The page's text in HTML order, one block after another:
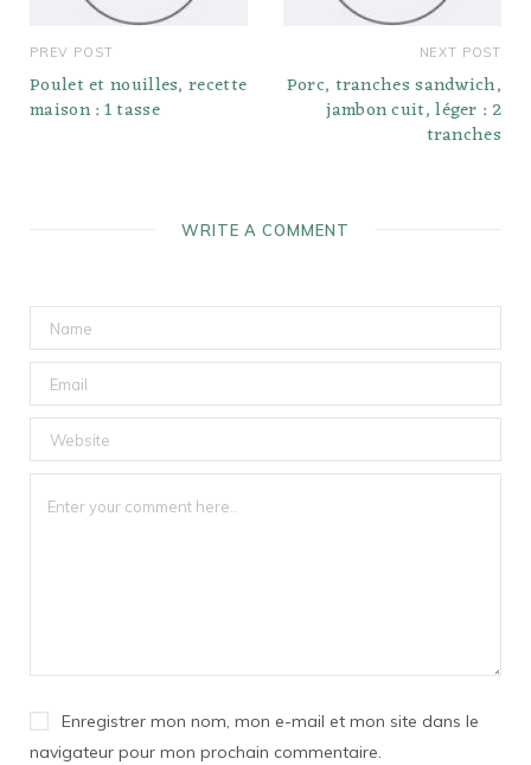
PREV POST
Poulet et nouilles, recette
maison : 1 tasse
NEXT POST
Porc, tranches sandwich,
jambon cuit, léger : 2
tranches
WRITE A COMMENT
Enregistrer mon nom, mon e-mail et mon site dans le
navigateur pour mon prochain commentaire.